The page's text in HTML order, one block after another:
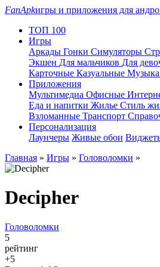
FanApkигры и приложения для
ТОП 100
Игры
Аркады Гонки Симуляторы
Экшен Для мальчиков Для
Карточные Казуальные Музыка
Приложения
Мультимедиа Офисные
Еда и напитки Жилье Стиль
Взломанные Транспорт
Персонализация
Лаунчеры Живые обои
Главная » Игры » Головоломки »
Decipher
Головоломки
5
рейтинг
+5